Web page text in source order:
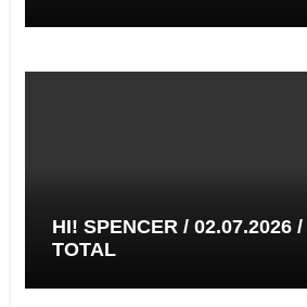
HI! SPENCER / 02.07.2026
TOTAL